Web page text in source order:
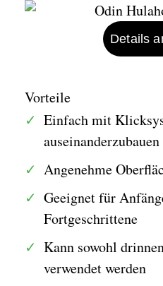
Vorteile
Einfach mit
auseinanderzubauen
Angenehme
Geeignet für
Fortgeschrittene
Kann sowohl
verwendet werden
Details